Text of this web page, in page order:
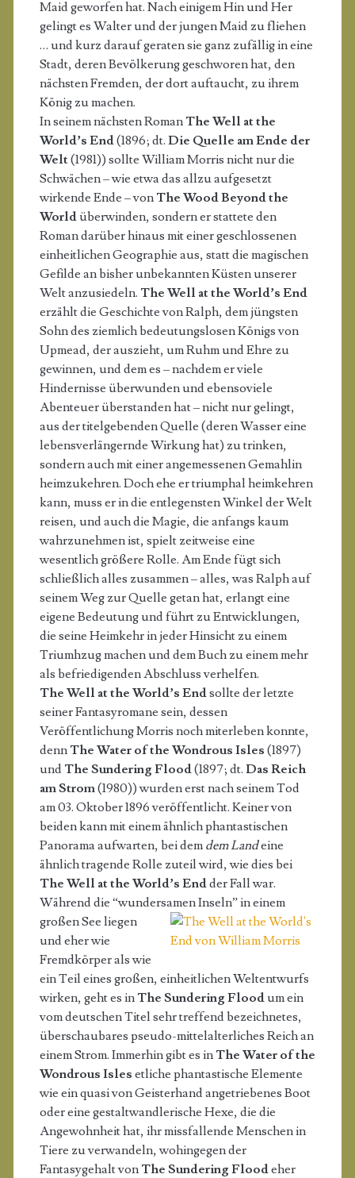
Maid geworfen hat. Nach einigem Hin und Her
gelingt es Walter und der jungen Maid zu fliehen
… und kurz darauf geraten sie ganz zufällig in eine
Stadt, deren Bevölkerung geschworen hat, den
nächsten Fremden, der dort auftaucht, zu ihrem
König zu machen.
In seinem nächsten Roman The Well at the
World’s End(1896; dt. Die Quelle am Ende der
Welt(1981)) sollte William Morris nicht nur die
Schwächen – wie etwa das allzu aufgesetzt
wirkende Ende – von The Wood Beyond the
Worldüberwinden, sondern er stattete den
Roman darüber hinaus mit einer geschlossenen
einheitlichen Geographie aus, statt die magischen
Gefilde an bisher unbekannten Küsten unserer
Welt anzusiedeln. The Well at the World’s End
erzählt die Geschichte von Ralph, dem jüngsten
Sohn des ziemlich bedeutungslosen Königs von
Upmead, der auszieht, um Ruhm und Ehre zu
gewinnen, und dem es – nachdem er viele
Hindernisse überwunden und ebensoviele
Abenteuer überstanden hat – nicht nur gelingt,
aus der titelgebenden Quelle (deren Wasser eine
lebensverlängernde Wirkung hat) zu trinken,
sondern auch mit einer angemessenen Gemahlin
heimzukehren. Doch ehe er triumphal heimkehren
kann, muss er in die entlegensten Winkel der Welt
reisen, und auch die Magie, die anfangs kaum
wahrzunehmen ist, spielt zeitweise eine
wesentlich größere Rolle. Am Ende fügt sich
schließlich alles zusammen – alles, was Ralph auf
seinem Weg zur Quelle getan hat, erlangt eine
eigene Bedeutung und führt zu Entwicklungen,
die seine Heimkehr in jeder Hinsicht zu einem
Triumhzug machen und dem Buch zu einem mehr
als befriedigenden Abschluss verhelfen.
The Well at the World’s Endsollte der letzte
seiner Fantasyromane sein, dessen
Veröffentlichung Morris noch miterleben konnte,
denn The Water of the Wondrous Isles (1897)
und The Sundering Flood(1897; dt. Das Reich
am Strom(1980)) wurden erst nach seinem Tod
am 03. Oktober 1896 veröffentlicht. Keiner von
beiden kann mit einem ähnlich phantastischen
Panorama aufwarten, bei dem dem Landeine
ähnlich tragende Rolle zuteil wird, wie dies bei
The Well at the World’s Endder Fall war.
Während die “wundersamen Inseln” in einem
großen See liegen
und eher wie
Fremdkörper als wie
ein Teil eines großen, einheitlichen Weltentwurfs
wirken, geht es in The Sundering Floodum ein
vom deutschen Titel sehr treffend bezeichnetes,
überschaubares pseudo-mittelalterliches Reich an
einem Strom. Immerhin gibt es in The Water of the
Wondrous Isles etliche phantastische Elemente
wie ein quasi von Geisterhand angetriebenes Boot
oder eine gestaltwandlerische Hexe, die die
Angewohnheit hat, ihr missfallende Menschen in
Tiere zu verwandeln, wohingegen der
Fantasygehalt von The Sundering Floodeher